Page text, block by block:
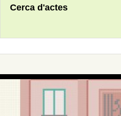
Cerca d'actes